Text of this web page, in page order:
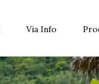
Via Info